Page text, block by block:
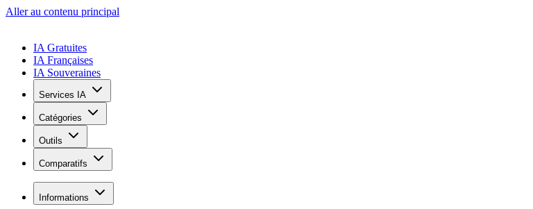
Aller au contenu principal
IA Gratuites
IA Françaises
IA Souveraines
Services IA
Catégories
Outils
Comparatifs
Informations